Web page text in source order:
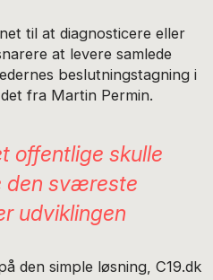
til at diagnosticere eller
at levere samlede
beslutningstagning i
fra Martin Permin.
offentlige skulle
den sværeste
udviklingen
den simple løsning, C19.dk